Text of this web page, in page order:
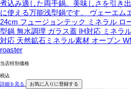
煮込み適した両手鍋。美味しさを引き
に使える万能浅型鍋です。
ヴェーエム
24cm フュージョンテック ミネラル ロ
型鍋 無水調理 ガラス蓋 IH対応 ミネラ
対応 天然鉱石ミネラル素材 オーブン
roaster
当店特別価格
税込
詳細を見る
お気に入りに登録する